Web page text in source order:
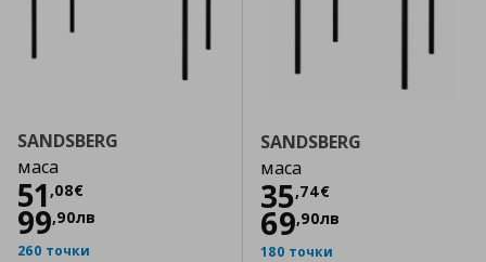
SANDSBERG
маса
51 ,08€
Цена
99,90лв
260 точки
SANDSBERG
маса
35,74€
Цена
69,90лв
180 точки